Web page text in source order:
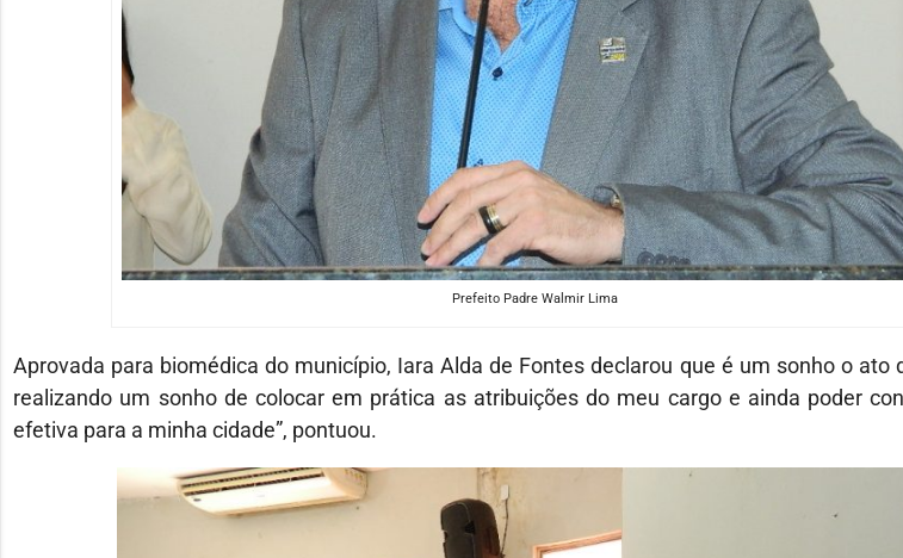
Prefeito Padre Walmir Lima
Aprovada para biomédica do município, Iara Alda de Fontes declarou que é um sonho o ato
realizando um sonho de colocar em prática as atribuições do meu cargo e ainda poder
efetiva para a minha cidade”, pontuou.